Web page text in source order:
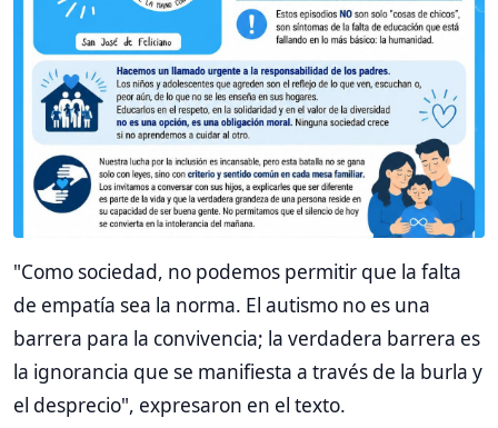
"Como sociedad, no podemos permitir que la falta
de empatía sea la norma. El autismo no es una
barrera para la convivencia; la verdadera barrera es
la ignorancia que se manifiesta a través de la burla y
el desprecio", expresaron en el texto.